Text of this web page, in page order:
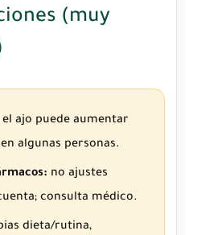
(muy
el ajo puede aumentar
algunas personas.
no ajustes
consulta médico.
dieta/rutina,